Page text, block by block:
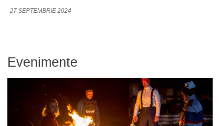
27 SEPTEMBRIE 2024
Evenimente